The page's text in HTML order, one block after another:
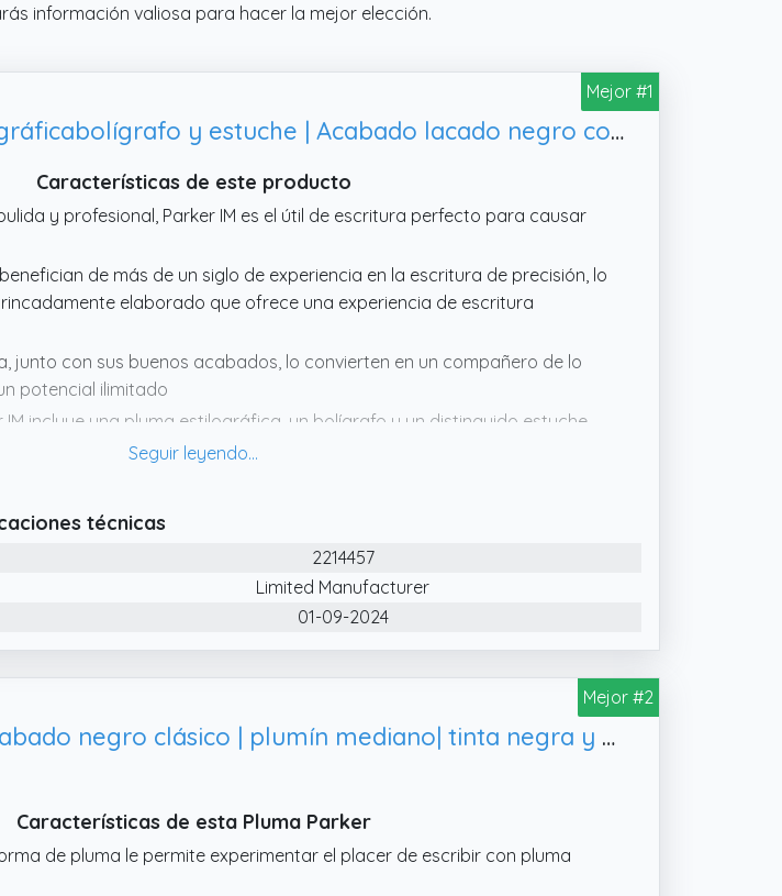
información valiosa para hacer la mejor elección.
Mejor #1
Parker IM Set de regalo Duo Pen | Pluma estilográficabolígrafo y estuche | Acabado lacado negro con adornos cromados | Punta media | Recargas de tinta azul | Regalos de graduación perfectos
Características de este producto
y profesional, Parker IM es el útil de escritura perfecto para causar
de más de un siglo de experiencia en la escritura de precisión, lo
elaborado que ofrece una experiencia de escritura
junto con sus buenos acabados, lo convierten en un compañero de lo
potencial ilimitado
incluye una pluma estilográfica, un bolígrafo y un distinguido estuche
diseñado para personas perspicaces que valoren los artículos
rematada con el emblemático clip en forma de flecha Parker
técnicas
2214457
Limited Manufacturer
01-09-2024
Mejor #2
Parker Jotter Originals pluma estilográfica | acabado negro clásico | plumín mediano| tinta negra y azul
Características de esta Pluma Parker
de pluma le permite experimentar el placer de escribir con pluma